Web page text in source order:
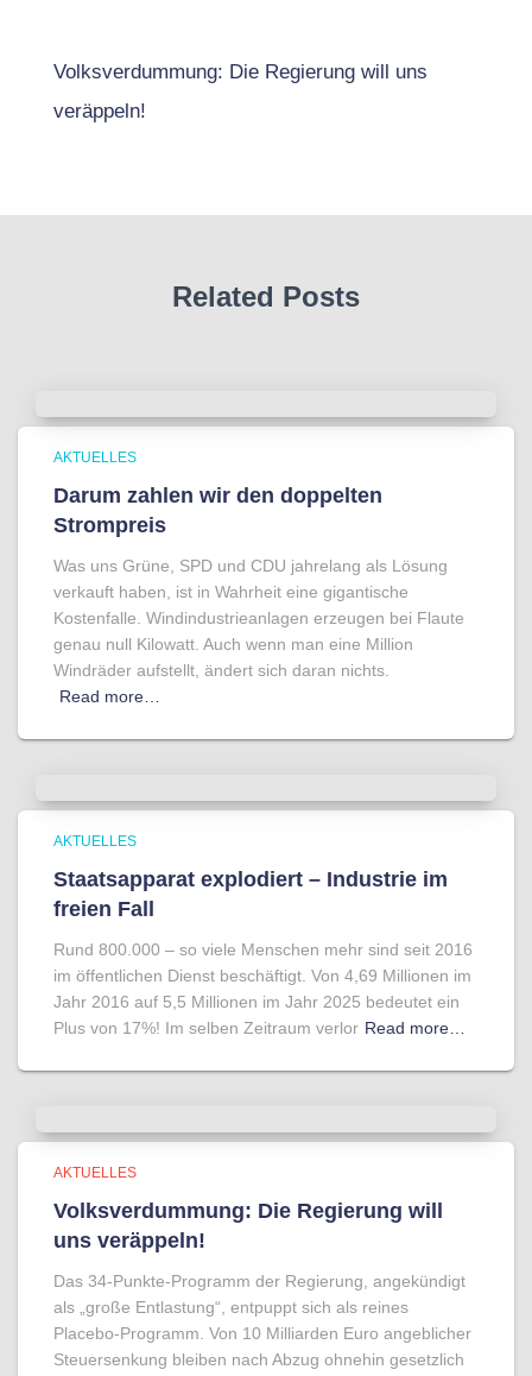
Volksverdummung: Die Regierung will uns
veräppeln!
Related Posts
AKTUELLES
Darum zahlen wir den doppelten
Strompreis
Was uns Grüne, SPD und CDU jahrelang als Lösung
verkauft haben, ist in Wahrheit eine gigantische
Kostenfalle. Windindustrieanlagen erzeugen bei Flaute
genau null Kilowatt. Auch wenn man eine Million
Windräder aufstellt, ändert sich daran nichts.
Read more…
AKTUELLES
Staatsapparat explodiert – Industrie im
freien Fall
Rund 800.000 – so viele Menschen mehr sind seit 2016
im öffentlichen Dienst beschäftigt. Von 4,69 Millionen im
Jahr 2016 auf 5,5 Millionen im Jahr 2025 bedeutet ein
Plus von 17%! Im selben Zeitraum verlor Read more…
AKTUELLES
Volksverdummung: Die Regierung will
uns veräppeln!
Das 34-Punkte-Programm der Regierung, angekündigt
als „große Entlastung“, entpuppt sich als reines
Placebo-Programm. Von 10 Milliarden Euro angeblicher
Steuersenkung bleiben nach Abzug ohnehin gesetzlich